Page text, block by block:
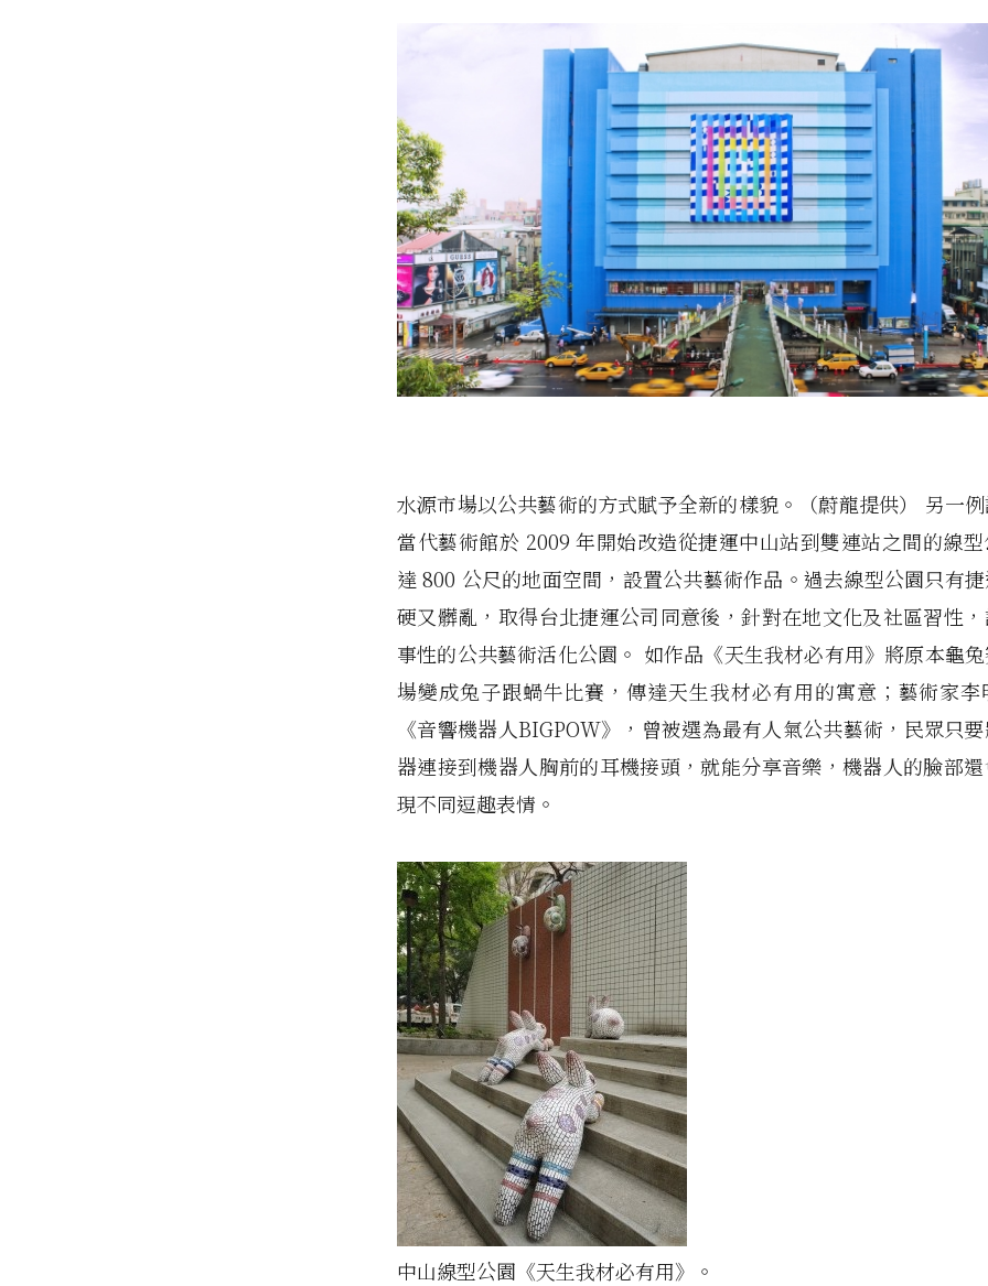
水源市場以公共藝術的方式賦予全新的樣貌。（蔚龍提供） 另一
當代藝術館於 2009 年開始改造從捷運中山站到雙連站之間的線
達 800 公尺的地面空間，設置公共藝術作品。過去線型公園只有
硬又髒亂，取得台北捷運公司同意後，針對在地文化及社區習性
事性的公共藝術活化公園。 如作品《天生我材必有用》將原本龜
場變成兔子跟蝸牛比賽，傳達天生我材必有用的寓意；藝術家李
《音響機器人BIGPOW》，曾被選為最有人氣公共藝術，民眾只
器連接到機器人胸前的耳機接頭，就能分享音樂，機器人的臉部
現不同逗趣表情。
中山線型公園《天生我材必有用》。